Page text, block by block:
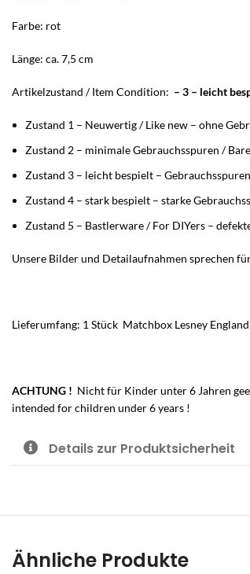
Farbe: rot
Länge: ca. 7,5 cm
Artikelzustand / Item Condition: – 3 – leicht
Zustand 1 – Neuwertig / Like new – ohne
Zustand 2 – minimale Gebrauchsspuren /
Zustand 3 – leicht bespielt –
Zustand 4 – stark bespielt – starke
Zustand 5 – Bastlerware / For DIYers –
Unsere Bilder und Detailaufnahmen sprechen
Lieferumfang: 1 Stück Matchbox Lesney
ACHTUNG ! Nicht für Kinder unter 6 Jahren
intended for children under 6 years !
Details zur Produktsicherheit
Ähnliche Produkte